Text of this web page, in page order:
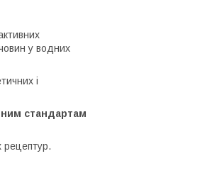
у водних
і
стандартам
рецептур.